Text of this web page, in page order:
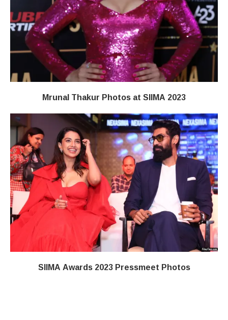
Mrunal Thakur Photos at SIIMA 2023
SIIMA Awards 2023 Pressmeet Photos